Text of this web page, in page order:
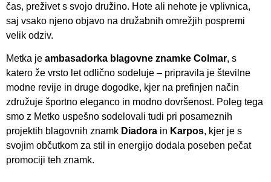
čas, preživet s svojo družino. Hote ali nehote je vplivnica,
saj vsako njeno objavo na družabnih omrežjih pospremi
velik odziv.
Metka je ambasadorka blagovne znamke Colmar, s
katero že vrsto let odlično sodeluje – pripravila je številne
modne revije in druge dogodke, kjer na prefinjen način
združuje športno eleganco in modno dovršenost. Poleg tega
smo z Metko uspešno sodelovali tudi pri posameznih
projektih blagovnih znamk Diadora in Karpos, kjer je s
svojim občutkom za stil in energijo dodala poseben pečat
promociji teh znamk.